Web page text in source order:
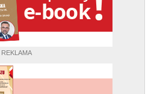
REKLAMA